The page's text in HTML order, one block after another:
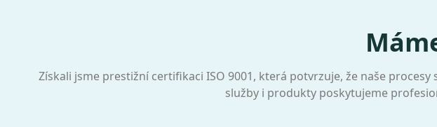
Získali jsme prestižní certifikaci ISO 9001, která potvrzuje, že naše
služby i produkty poskytujeme